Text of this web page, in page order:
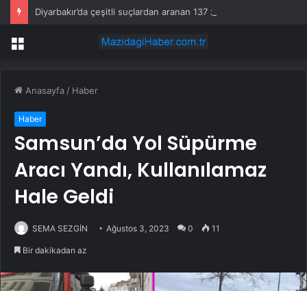
Diyarbakır’da çeşitli suçlardan aranan 137 zanlı yakalandı
Menü
Anasayfa / Haber
Haber
Samsun’da Yol Süpürme
Aracı Yandı, Kullanılamaz
Hale Geldi
SEMA SEZGİN Ağustos 3, 2023 0 11
Bir dakikadan az